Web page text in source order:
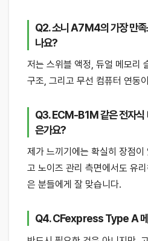
Q2. 소니 A7M4의 가장 만족
나요?
저는 스위블 액정, 듀얼 메모리
구조, 그리고 무선 컴퓨터 연동
Q3. ECM-B1M 같은 전자식
은가요?
제가 느끼기에는 확실히 장점
고 노이즈 관리 측면에서도 유
은 분들에게 잘 맞습니다.
Q4. CFexpress Type A 메